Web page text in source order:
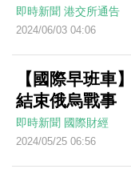
即時新聞 港交所通告
2024/06/03 04:06
【國際早班車
結束俄烏戰事
即時新聞 國際財經
2024/05/25 06:56